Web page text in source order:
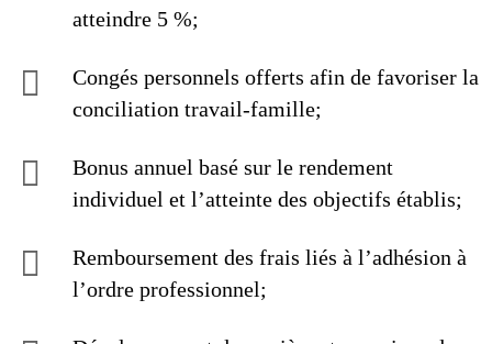
atteindre 5 %;
Congés personnels offerts afin de favoriser la
conciliation travail-famille;
Bonus annuel basé sur le rendement
individuel et l’atteinte des objectifs établis;
Remboursement des frais liés à l’adhésion à
l’ordre professionnel;